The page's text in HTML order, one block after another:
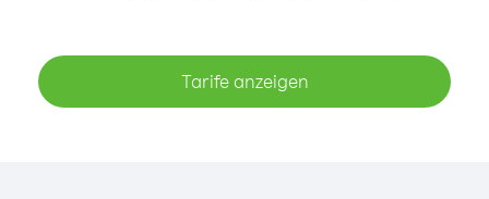
Tarife anzeigen